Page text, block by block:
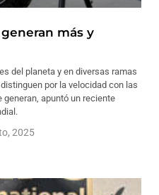
más y
del planeta y en diversas ramas
por la velocidad con las
generan, apuntó un reciente
2025